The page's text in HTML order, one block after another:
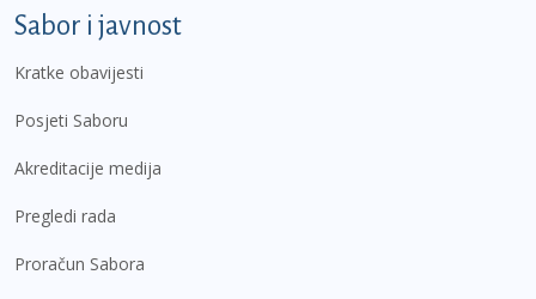
Sabor i javnost
Kratke obavijesti
Posjeti Saboru
Akreditacije medija
Pregledi rada
Proračun Sabora